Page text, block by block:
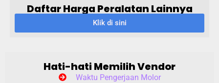
Daftar Harga Peralatan Lainnya
Klik di sini
Hati-hati Memilih Vendor
Waktu Pengerjaan Molor